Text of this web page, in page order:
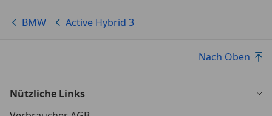
BMW Active Hybrid 3
Nach Oben
Nützliche Links